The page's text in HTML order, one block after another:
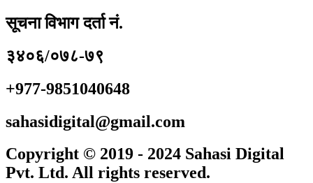
सूचना विभाग दर्ता नं.
३४०६/०७८-७९
+977-9851040648
sahasidigital@gmail.com
Copyright © 2019 - 2024 Sahasi Digital
Pvt. Ltd. All rights reserved.